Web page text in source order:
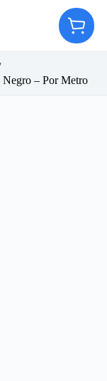
Carro
de
– Por Metro